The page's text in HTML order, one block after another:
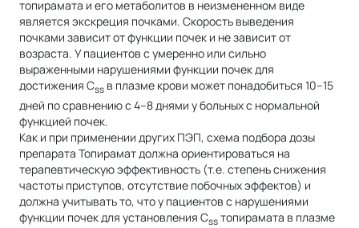
топирамата и его метаболитов в неизмененном виде
является экскреция почками. Скорость выведения
почками зависит от функции почек и не зависит от
возраста. У пациентов с умеренно или сильно
выраженными нарушениями функции почек для
достижения Css в плазме крови может понадобиться 10–15
дней по сравнению с 4–8 днями у больных с нормальной
функцией почек.
Как и при применении других ПЭП, схема подбора дозы
препарата Топирамат должна ориентироваться на
терапевтическую эффективность (т.е. степень снижения
частоты приступов, отсутствие побочных эффектов) и
должна учитывать то, что у пациентов с нарушениями
функции почек для установления Css топирамата в плазме